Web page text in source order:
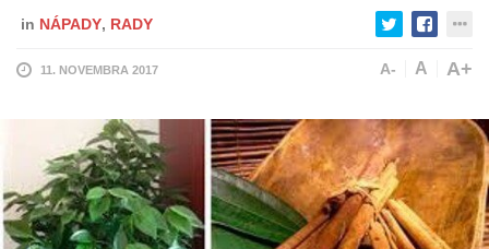
in NÁPADY, RADY
11. NOVEMBRA 2017 A- A A+